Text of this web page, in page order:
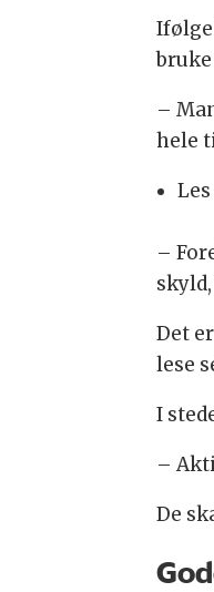
–
hele
–
Det
lese
I
–
De